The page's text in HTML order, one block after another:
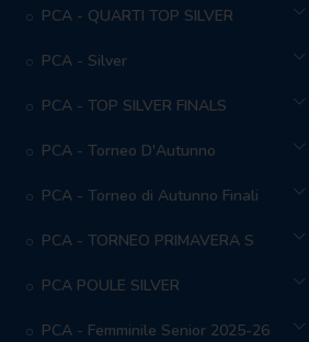
PCA - QUARTI TOP SILVER
PCA - Silver
PCA - TOP SILVER FINALS
PCA - Torneo D'Autunno
PCA - Torneo di Autunno Finali
PCA - TORNEO PRIMAVERA S
PCA POULE SILVER
PCA - Femminile Senior 2025-26